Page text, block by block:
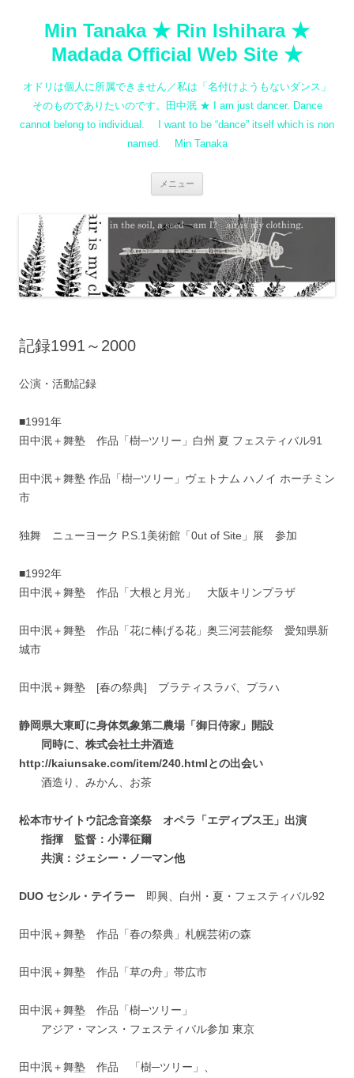
キ
ッ
Min Tanaka ★ Rin Ishihara ★
Madada Official Web Site ★
オドリは個人に所属できません／私は「名付けようもないダンス」
そのものでありたいのです。田中泯 ★ I am just dancer. Dance
cannot belong to individual. I want to be “dance” itself which is non
named. Min Tanaka
メニュー
記録1991～2000
公演・活動記録
■1991年
田中泯＋舞塾 作品「樹─ツリー」白州 夏 フェスティバル91
田中泯＋舞塾 作品「樹─ツリー」ヴェトナム ハノイ ホーチミン
市
独舞 ニューヨーク P.S.1美術館「0ut of Site」展 参加
■1992年
田中泯＋舞塾 作品「大根と月光」 大阪キリンプラザ
田中泯＋舞塾 作品「花に棒げる花」奥三河芸能祭 愛知県新
城市
田中泯＋舞塾 [春の祭典] ブラティスラバ、プラハ
静岡県大東町に身体気象第二農場「御日侍家」開設
同時に、株式会社土井酒造
http://kaiunsake.com/item/240.htmlとの出会い
酒造り、みかん、お茶
松本市サイトウ記念音楽祭 オペラ「エディプス王」出演
指揮 監督：小澤征爾
共演：ジェシー・ノ一マン他
DUO セシル・テイラー 即興、白州・夏・フェスティバル92
田中泯＋舞塾 作品「春の祭典」札幌芸術の森
田中泯＋舞塾 作品「草の舟」帯広市
田中泯＋舞塾 作品「樹─ツリー」
アジア・マンス・フェスティバル参加 東京
田中泯＋舞塾 作品 「樹─ツリー」、